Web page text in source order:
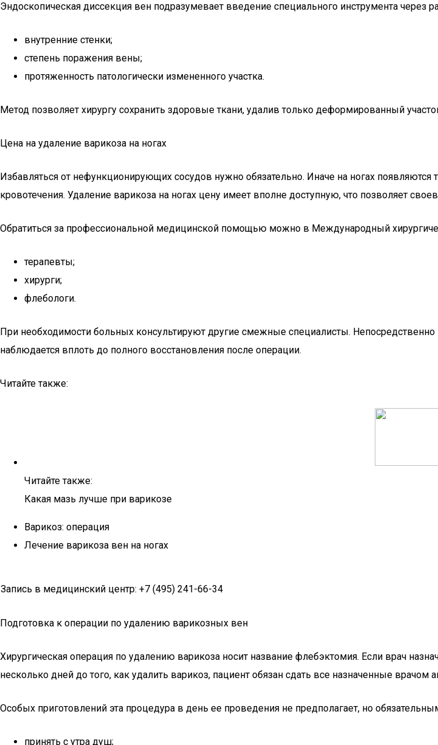
Эндоскопическая диссекция вен подразумевает введение специального инструмента через
внутренние стенки;
степень поражения вены;
протяженность патологически измененного участка.
Метод позволяет хирургу сохранить здоровые ткани, удалив только деформированный
Цена на удаление варикоза на ногах
Избавляться от нефункционирующих сосудов нужно обязательно. Иначе на ногах
кровотечения. Удаление варикоза на ногах цену имеет вполне доступную, что позволяет
Обратиться за профессиональной медицинской помощью можно в Международный
терапевты;
хирурги;
флебологи.
При необходимости больных консультируют другие смежные специалисты.
наблюдается вплоть до полного восстановления после операции.
Читайте также:
Читайте также:
Какая мазь лучше при варикозе
Варикоз: операция
Лечение варикоза вен на ногах
Запись в медицинский центр: +7 (495) 241-66-34
Подготовка к операции по удалению варикозных вен
Хирургическая операция по удалению варикоза носит название флебэктомия. Если врач
несколько дней до того, как удалить варикоз, пациент обязан сдать все назначенные врачом
Особых приготовлений эта процедура в день ее проведения не предполагает, но
принять с утра душ;